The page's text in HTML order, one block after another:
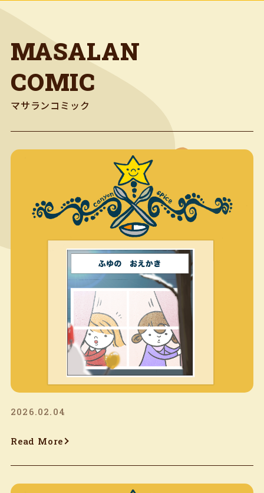
MASALAN
COMIC
マサランコミック
2026.02.04
Read More